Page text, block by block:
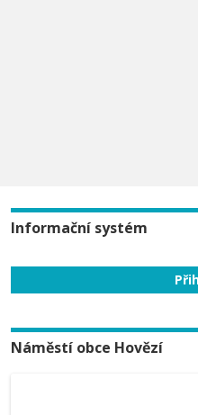
Informační systém
Náměstí obce Hovězí